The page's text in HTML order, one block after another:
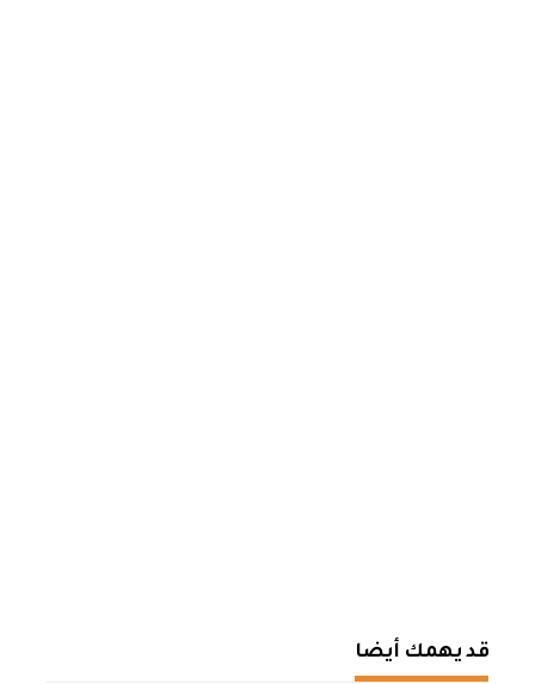
قد يهمك أيضا